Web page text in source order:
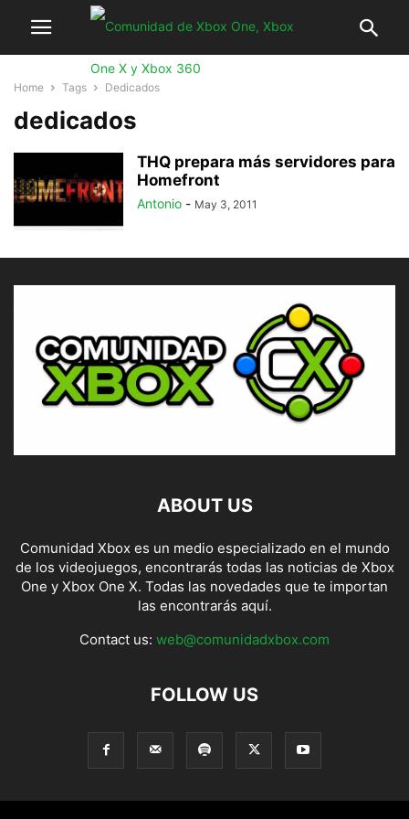
Home Tags Dedicados
dedicados
THQ prepara más servidores para
Homefront
Antonio - May 3, 2011
ABOUT US
Comunidad Xbox es un medio especializado en el mundo
de los videojuegos, encontrarás todas las noticias de Xbox
One y Xbox One X. Todas las novedades que te importan
las encontrarás aquí.
Contact us: web@comunidadxbox.com
FOLLOW US